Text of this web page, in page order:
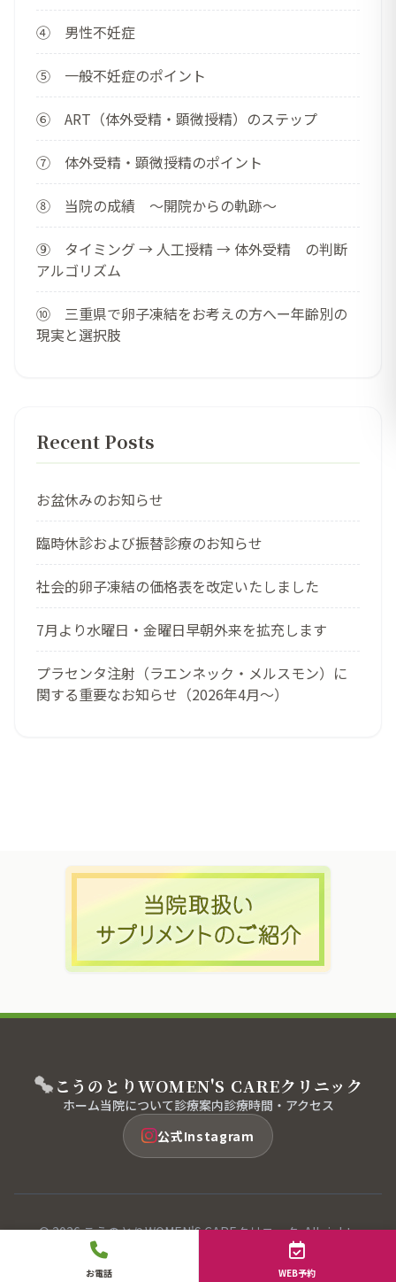
お電話 WEB予約
④ 男性不妊症
⑤ 一般不妊症のポイント
⑥ ART（体外受精・顕微授精）のステップ
⑦ 体外受精・顕微授精のポイント
⑧ 当院の成績 ～開院からの軌跡～
⑨ タイミング → 人工授精 → 体外受精 の判断
アルゴリズム
⑩ 三重県で卵子凍結をお考えの方へー年齢別の
現実と選択肢
Recent Posts
お盆休みのお知らせ
臨時休診および振替診療のお知らせ
社会的卵子凍結の価格表を改定いたしました
7月より水曜日・金曜日早朝外来を拡充します
プラセンタ注射（ラエンネック・メルスモン）に
関する重要なお知らせ（2026年4月〜）
こうのとりWOMEN'S CAREクリニック
ホーム当院について診療案内診療時間・アクセス
公式Instagram
© 2026 こうのとりWOMEN'S CAREクリニック. All rights